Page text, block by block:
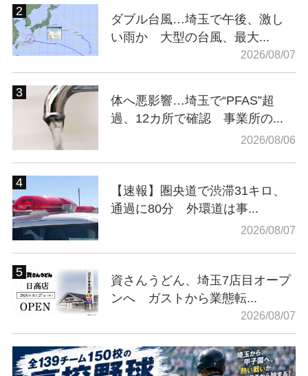
ダブル台風…埼玉で午後、激し
い雨か 大型の台風、最大...
2026/08/07
体へ悪影響…埼玉で“PFAS”超
過、12カ所で確認 事業所の...
2026/08/06
【速報】圏央道で渋滞31キロ、
通過に80分 外環道は事...
2026/08/07
資さんうどん、埼玉7店目オープ
ンへ ガストから業態転...
2026/08/07